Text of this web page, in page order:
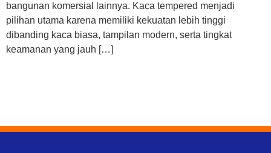
bangunan komersial lainnya. Kaca tempered menjadi
pilihan utama karena memiliki kekuatan lebih tinggi
dibanding kaca biasa, tampilan modern, serta tingkat
keamanan yang jauh […]